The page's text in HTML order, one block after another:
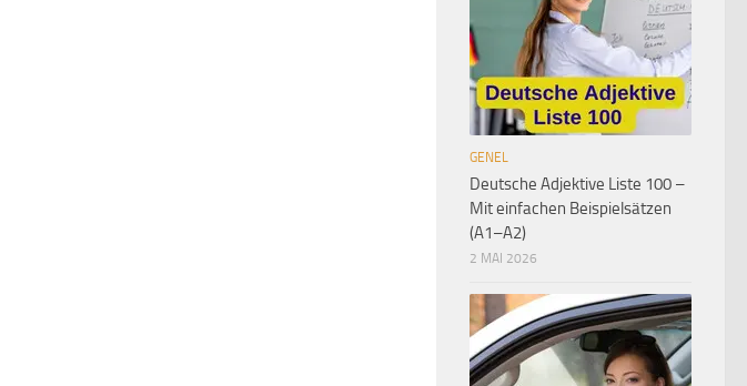
GENEL
Deutsche Adjektive Liste 100 –
Mit einfachen Beispielsätzen
(A1–A2)
2 MAI 2026